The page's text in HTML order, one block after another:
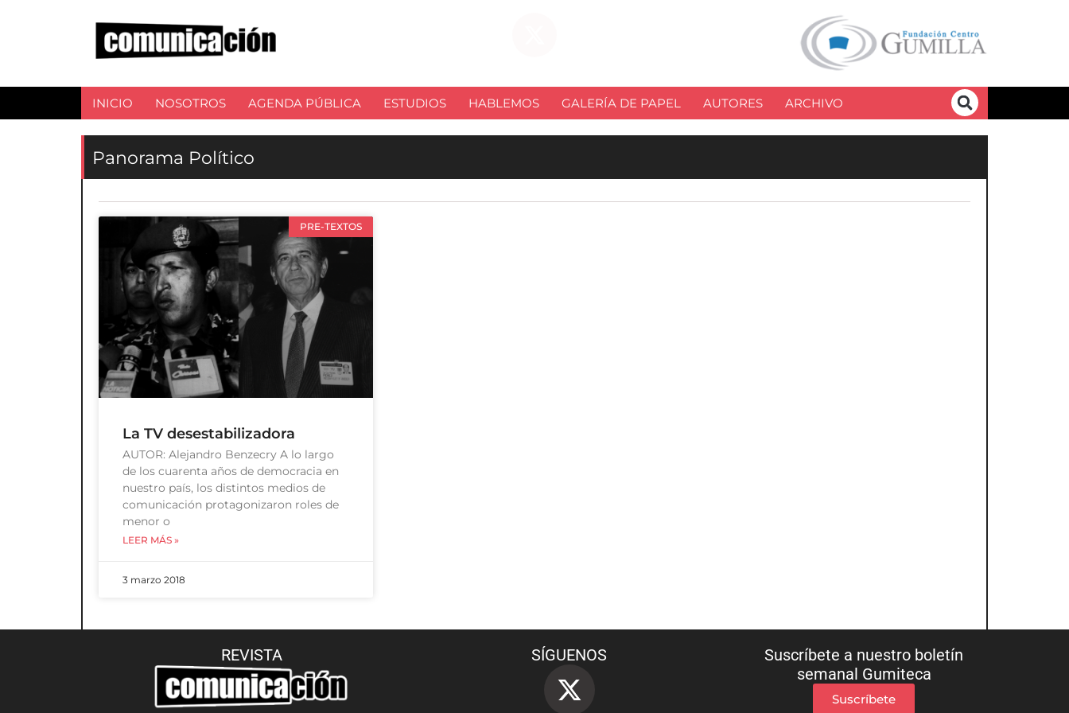
INICIO NOSOTROS AGENDA PÚBLICA ESTUDIOS HABLEMOS GALERÍA DE PAPEL AUTORES ARCHIVO
Panorama Político
PRE-TEXTOS
La TV desestabilizadora
AUTOR: Alejandro Benzecry A lo largo
de los cuarenta años de democracia en
nuestro país, los distintos medios de
comunicación protagonizaron roles de
menor o
LEER MÁS »
3 marzo 2018
REVISTA SÍGUENOS
Suscríbete a nuestro boletín
semanal Gumiteca
Suscríbete